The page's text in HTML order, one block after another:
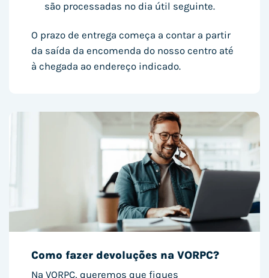
são processadas no dia útil seguinte.
O prazo de entrega começa a contar a partir
da saída da encomenda do nosso centro até
à chegada ao endereço indicado.
Como fazer devoluções na VORPC?
Na VORPC, queremos que fiques